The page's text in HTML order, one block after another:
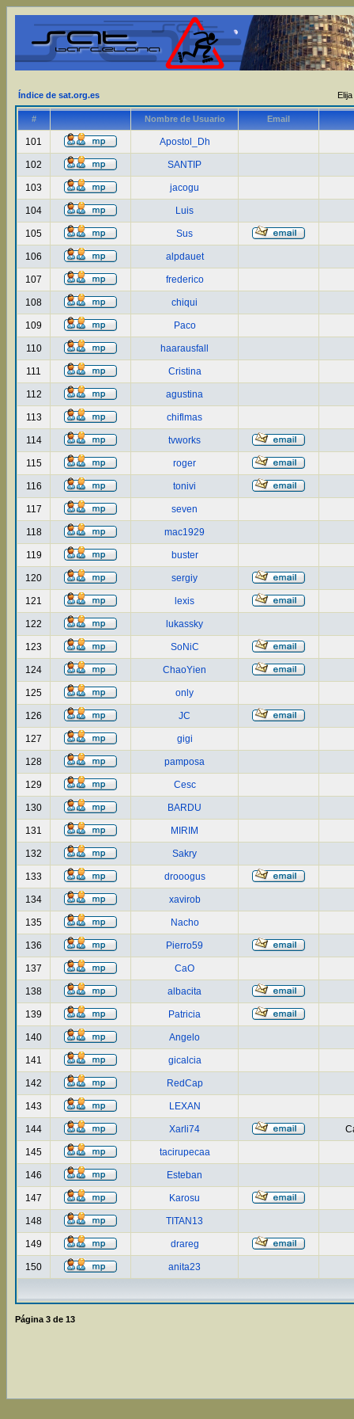
Índice de sat.org.es
# Nombre de Usuario Email
101 Apostol_Dh
102 SANTIP
103 jacogu
104 Luis
105 Sus
106 alpdauet
107 frederico
108 chiqui
109 Paco
110 haarausfall
111 Cristina
112 agustina
113 chiflmas
114 tvworks
115 roger
116 tonivi
117 seven
118 mac1929
119 buster
120 sergiy
121 lexis
122 lukassky
123 SoNiC
124 ChaoYien
125 only
126 JC
127 gigi
128 pamposa
129 Cesc
130 BARDU
131 MIRIM
132 Sakry
133 drooogus
134 xavirob
135 Nacho
136 Pierro59
137 CaO
138 albacita
139 Patricia
140 Angelo
141 gicalcia
142 RedCap
143 LEXAN
144 Xarli74
145 tacirupecaa
146 Esteban
147 Karosu
148 TITAN13
149 drareg
150 anita23
Página 3 de 13